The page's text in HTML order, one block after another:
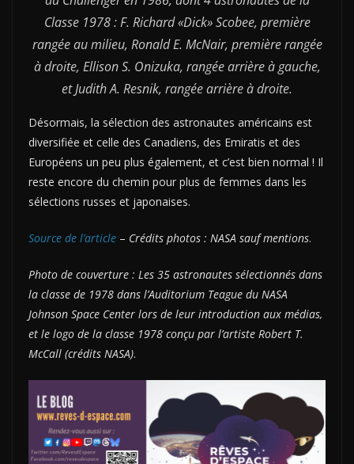
Classe 1978 : F. Richard «Dick» Scobee, première
rangée au milieu, Ronald E. McNair, première rangée
à droite, Ellison S. Onizuka, rangée arrière à gauche,
et Judith A. Resnik, rangée arrière à droite.
Désormais, la sélection des astronautes américains est
diversifiée et celle des Canadiens, des Emiratis et des
Européens un peu plus également, et c’est bien normal ! Il
reste encore du chemin pour plus de femmes dans les
sélections russes et japonaises.
Source de l’article – Crédits photos : NASA sauf mentions.
Photo de couverture : Les 35 astronautes sélectionnés dans
la classe de 1978 dans l’Auditorium Teague du NASA
Johnson Space Center lors de leur introduction aux médias,
et le logo de la classe 1978 conçu par l’artiste Robert T.
McCall (crédits NASA).